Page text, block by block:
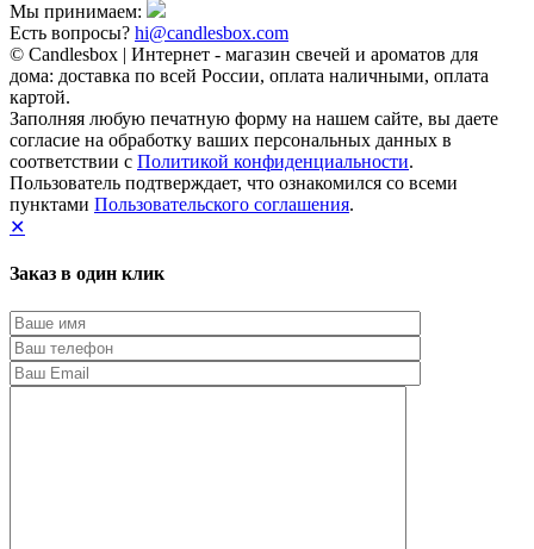
Мы принимаем:
Есть вопросы? hi@candlesbox.com
© Candlesbox | Интернет - магазин свечей и ароматов для
дома: доставка по всей России, оплата наличными, оплата
картой.
Заполняя любую печатную форму на нашем сайте, вы даете
согласие на обработку ваших персональных данных в
соответствии с Политикой конфиденциальности.
Пользователь подтверждает, что ознакомился со всеми
пунктами Пользовательского соглашения.
✕
Заказ в один клик